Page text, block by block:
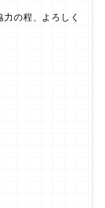
の程、よろしく